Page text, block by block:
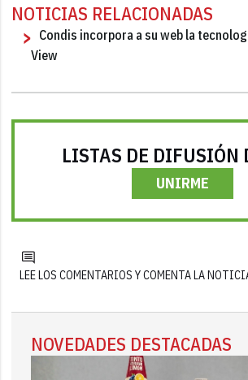
NOTICIAS RELACIONADAS
Condis incorpora a su web la
View
LISTAS DE DIFUSIÓN
UNIRME
LEE LOS COMENTARIOS Y COMENTA LA
NOVEDADES DESTACADAS